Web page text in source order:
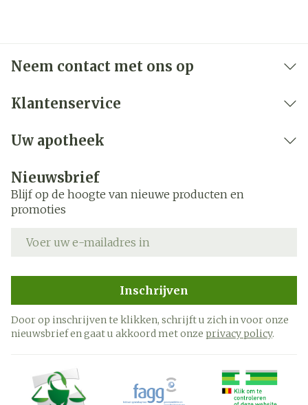
Verpakking
Neem contact met ons op
Klantenservice
Uw apotheek
Nieuwsbrief
Blijf op de hoogte van nieuwe producten en
promoties
Inschrijven
Door op inschrijven te klikken, schrijft u zich in voor onze
nieuwsbrief en gaat u akkoord met onze privacy policy.